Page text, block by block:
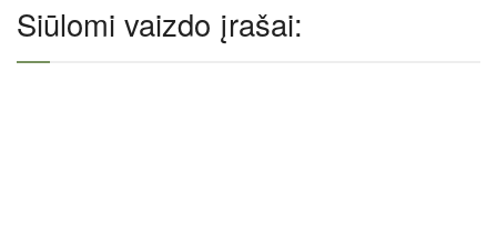
Siūlomi vaizdo įrašai: